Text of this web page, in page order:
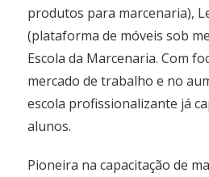
produtos para marcenaria),
(plataforma de móveis sob
Escola da Marcenaria. Com
mercado de trabalho e no
escola profissionalizante já
alunos.
Pioneira na capacitação de